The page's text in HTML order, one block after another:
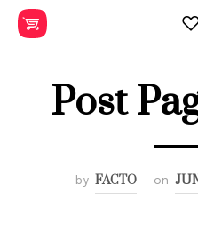
Post
by FACTO on